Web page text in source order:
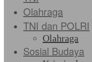
Olahraga
TNI dan POLRI
Olahraga
Sosial Budaya